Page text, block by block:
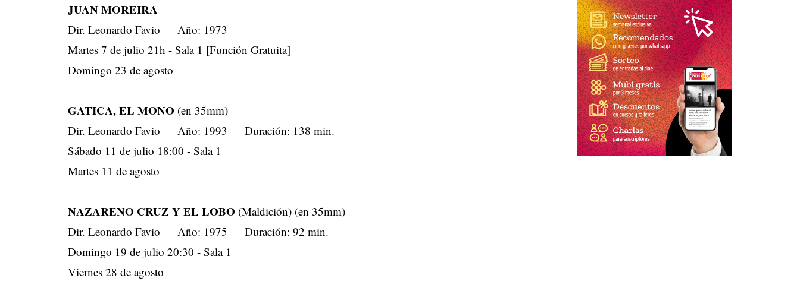
JUAN MOREIRA
Dir. Leonardo Favio — Año: 1973
Martes 7 de julio 21h - Sala 1 [Función Gratuita]
Domingo 23 de agosto
GATICA, EL MONO (en 35mm)
Dir. Leonardo Favio — Año: 1993 — Duración: 138 min.
Sábado 11 de julio 18:00 - Sala 1
Martes 11 de agosto
NAZARENO CRUZ Y EL LOBO (Maldición) (en 35mm)
Dir. Leonardo Favio — Año: 1975 — Duración: 92 min.
Domingo 19 de julio 20:30 - Sala 1
Viernes 28 de agosto